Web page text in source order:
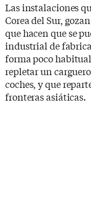
Las instalaciones
Corea del Sur,
que hacen que se
industrial de
forma poco
repletar un
coches, y que
fronteras asiáticas.